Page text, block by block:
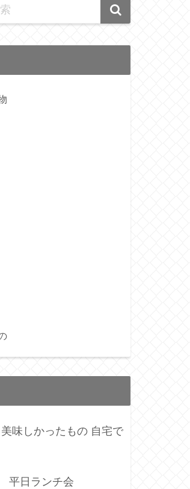
味しかったもの 自宅で
平日ランチ会